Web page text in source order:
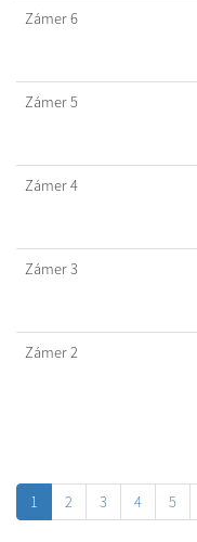
Zámer 6
Zámer 5
Zámer 4
Zámer 3
Zámer 2
1 2 3 4 5